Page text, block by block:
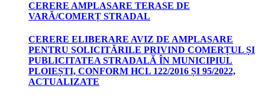
CERERE AMPLASARE TERASE DE
VARĂ/COMERȚ STRADAL
CERERE ELIBERARE AVIZ DE AMPLASARE
PENTRU SOLICITĂRILE PRIVIND COMERȚUL ȘI
PUBLICITATEA STRADALĂ ÎN MUNICIPIUL
PLOIEȘTI, CONFORM HCL 122/2016 ȘI 95/2022,
ACTUALIZATE